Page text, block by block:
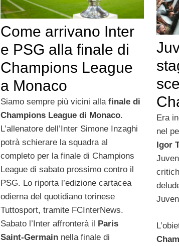
Come arrivano Inter
e PSG alla finale di
Champions League
a Monaco
Siamo sempre più vicini alla finale di
Champions League di Monaco.
L’allenatore dell’Inter Simone Inzaghi
potrà schierare la squadra al
completo per la finale di Champions
League di sabato prossimo contro il
PSG. Lo riporta l’edizione cartacea
odierna del quotidiano torinese
Tuttosport, tramite FCInterNews.
Sabato l’Inter affronterà il
Paris
Saint-Germainnella finale di
Era
nel
Igor